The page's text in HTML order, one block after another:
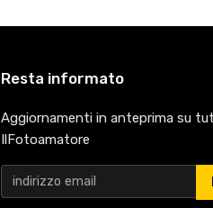
Resta informato
Aggiornamenti in anteprima su
IlFotoamatore